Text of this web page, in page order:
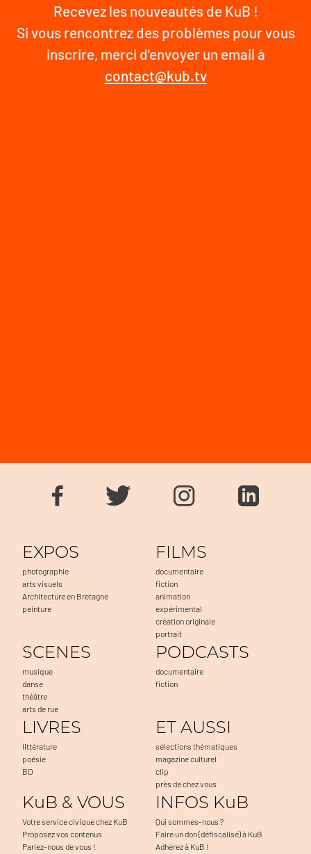
Recevez les nouveautés de KuB !
Si vous rencontrez des problèmes pour vous
inscrire, merci d'envoyer un email à
contact@kub.tv
EXPOS
photographie
arts visuels
Architecture en Bretagne
peinture
FILMS
documentaire
fiction
animation
expérimental
création originale
portrait
SCENES
musique
danse
théâtre
arts de rue
PODCASTS
documentaire
fiction
LIVRES
littérature
poésie
BD
ET AUSSI
sélections thématiques
magazine culturel
clip
près de chez vous
KuB & VOUS
Votre service civique chez KuB
Proposez vos contenus
Parlez-nous de vous !
INFOS KuB
Qui sommes-nous ?
Faire un don (défiscalisé) à KuB
Adhérez à KuB !